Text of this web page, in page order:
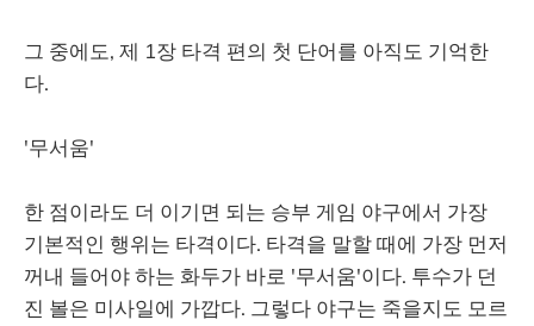
그 중에도, 제 1장 타격 편의 첫 단어를 아직도 기억한
다.
'무서움'
한 점이라도 더 이기면 되는 승부 게임 야구에서 가장
기본적인 행위는 타격이다. 타격을 말할 때에 가장 먼저
꺼내 들어야 하는 화두가 바로 '무서움'이다. 투수가 던
진 볼은 미사일에 가깝다. 그렇다 야구는 죽을지도 모르